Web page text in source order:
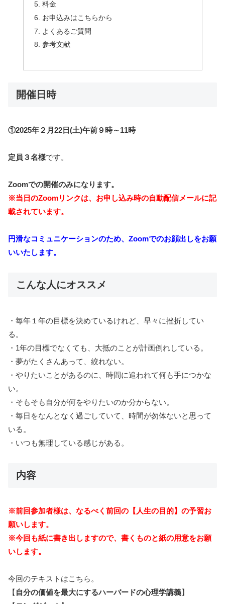
料金
お申込みはこちらから
よくあるご質問
参考文献
開催日時
①2025年２月22日(土)午前９時～11時
定員３名様です。
Zoomでの開催のみになります。
※当日のZoomリンクは、お申し込み時の自動配信メールに記
載されています。
円滑なコミュニケーションのため、Zoomでのお顔出しをお願
いいたします。
こんな人にオススメ
・毎年１年の目標を決めているけれど、早々に挫折してい
る。
・1年の目標でなくても、大抵のことが計画倒れしている。
・夢がたくさんあって、絞れない。
・やりたいことがあるのに、時間に追われて何も手につかな
い。
・そもそも自分が何をやりたいのか分からない。
・毎日をなんとなく過ごしていて、時間が勿体ないと思って
いる。
・いつも無理している感じがある。
内容
※前回参加者様は、なるべく前回の【人生の目的】の予習お
願いします。
※今回も紙に書き出しますので、書くものと紙の用意をお願
いします。
今回のテキストはこちら。
【 自分の価値を最大にするハーバードの心理学講義】